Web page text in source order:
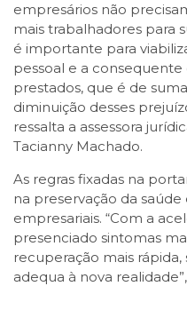
empresários não
mais trabalhadores para
é importante para
pessoal e a
prestados, que é de
diminuição desses
ressalta a assessora
Tacianny Machado.
As regras fixadas na
na preservação da
empresariais. “Com a
presenciado sintomas
recuperação mais rápida,
adequa à nova